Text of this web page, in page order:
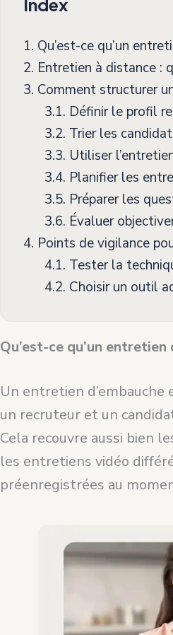
Index
1. Qu’est-ce qu’un
2. Entretien à distance :
3. Comment structurer
3.1. Définir le profil
3.2. Trier les
3.3. Utiliser
3.4. Planifier les
3.5. Préparer les
3.6. Évaluer
4. Points de vigilance
4.1. Tester la
4.2. Choisir un outil
Qu’est-ce qu’un entretien
Un entretien
un recruteur et un
Cela recouvre aussi bien
les entretiens vidéo
préenregistrées au